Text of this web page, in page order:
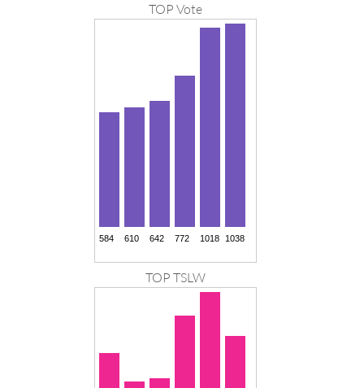
TOP Vote
TOP TSLW